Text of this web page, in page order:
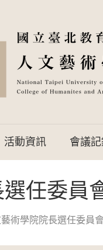
活動資訊 會議
任委員
術學院院長選任委員